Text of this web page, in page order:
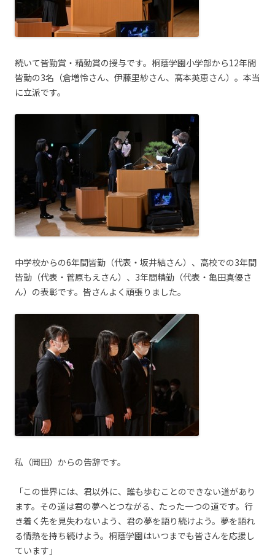
続いて皆勤賞・精勤賞の授与です。桐蔭学園小学部から12年間
皆勤の3名（倉増怜さん、伊藤里紗さん、髙本英恵さん）。本当
に立派です。
中学校からの6年間皆勤（代表・坂井結さん）、高校での3年間
皆勤（代表・菅原もえさん）、3年間精勤（代表・亀田真優さ
ん）の表彰です。皆さんよく頑張りました。
私（岡田）からの告辞です。
「この世界には、君以外に、誰も歩むことのできない道があり
ます。その道は君の夢へとつながる、たった一つの道です。行
き着く先を見失わないよう、君の夢を語り続けよう。夢を語れ
る情熱を持ち続けよう。桐蔭学園はいつまでも皆さんを応援し
ています」